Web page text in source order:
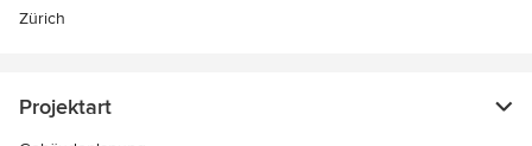
Zürich
Projektart